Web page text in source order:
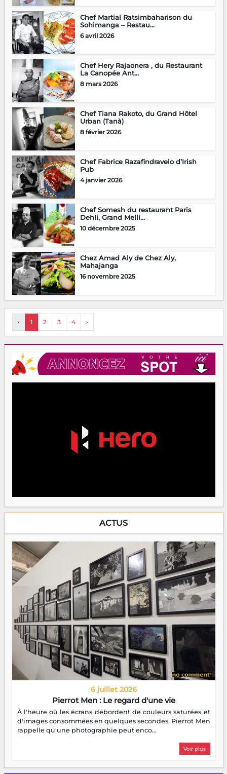
Chef Martial Ratsimbaharison du
Sohimanga – Restau...
6 avril 2026
Chef Hery Rajaonera , du Restaurant
La Canopée Ant...
8 mars 2026
Chef Tiana Rakoto, du Grand Hôtel
Urban (Tanà)
8 février 2026
Chef Fabrice Razafindravelo d’Irish
Pub
4 janvier 2026
Chef Somesh du restaurant Paris
Dehli, Grand Melli...
10 décembre 2025
Chez Amad Aly de Chez Aly,
Mahajanga
16 novembre 2025
‹ 1 2 3 4 ›
ACTUS
6 juillet 2026
Pierrot Men : Le regard d'une vie
À l'heure où les écrans débordent de couleurs saturées et
d'images consommées en quelques secondes, Pierrot Men
rappelle qu'une photographie peut enco...
Voir plus